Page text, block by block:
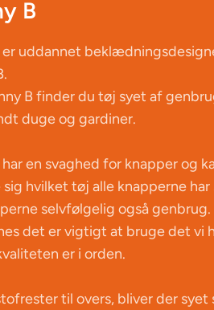
B
er uddannet
B finder du tøj syet af
duge og gardiner.
en svaghed for knapper og
hvilket tøj alle knapperne
selvfølgelig også genbrug.
det er vigtigt at bruge det vi
er i orden.
til overs, bliver der syet